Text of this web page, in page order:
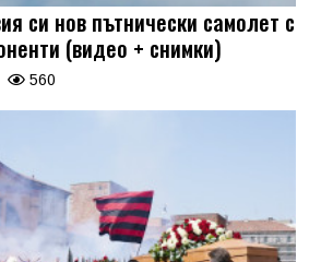
си нов пътнически самолет с
(видео + снимки)
560